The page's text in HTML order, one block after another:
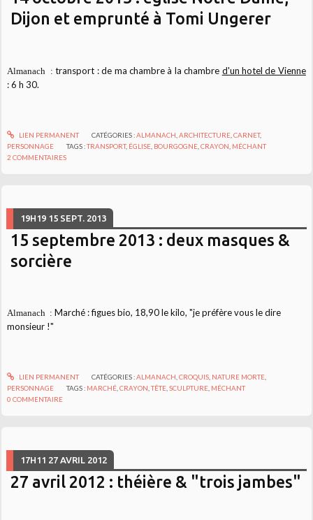
Dijon et emprunté à Tomi Ungerer
Almanach : transport : de ma chambre à la chambre d'un hotel de Vienne
: 6 h 30.
LIEN PERMANENT CATÉGORIES :ALMANACH ARCHITECTURE, CARNET,
PERSONNAGE
TAGS :TRANSPORT, ÉGLISE BOURGOGNE ,CRAYON MÉCHANT
2 COMMENTAIRES
19H19 15 SEPT. 2013
15 septembre 2013 : deux masques &
sorcière
Almanach : Marché : figues bio, 18,90 le kilo, "je préfère vous le dire
monsieur !"
LIEN PERMANENT CATÉGORIES :ALMANACH CROQUIS, NATURE MORTE,
PERSONNAGE
TAGS : MARCHÉ ,CRAYON ,TÊTE ,SCULPTURE MÉCHANT
0 COMMENTAIRE
17H11 27 AVRIL 2012
27 avril 2012 : théière & "trois jambes"